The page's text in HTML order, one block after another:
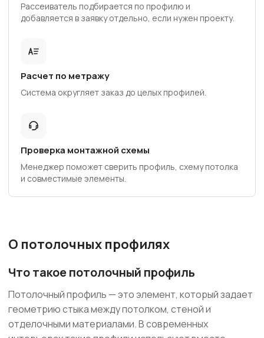
Рассеиватель подбирается по профилю и
добавляется в заявку отдельно, если нужен проекту.
Расчет по метражу
Система округляет заказ до целых профилей.
Проверка монтажной схемы
Менеджер поможет сверить профиль, схему потолка
и совместимые элементы.
О потолочных профилях
Что такое потолочный профиль
Потолочный профиль — это элемент, который задает
геометрию стыка между потолком, стеной и
отделочными материалами. В современных